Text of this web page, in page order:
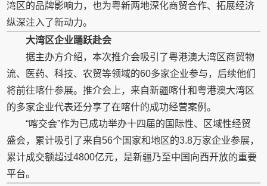
湾区的品牌影响力，也为粤新两地深化商贸合作、拓展经济
纵深注入了新动力。
大湾区企业踊跃赴会
据主办方介绍，本次推介会吸引了粤港澳大湾区商贸物
流、医药、科技、农贸等领域的60多家企业参与，后续他们
将前往喀什参展。推介会上，来自新疆喀什和粤港澳大湾区
的多家企业代表还分享了在喀什的成功经营案例。
“喀交会”作为已成功举办十四届的国际性、区域性经贸
盛会，累计吸引了来自56个国家和地区的3.8万家企业参展，
累计成交额超过4800亿元，是新疆乃至中国向西开放的重要
平台。